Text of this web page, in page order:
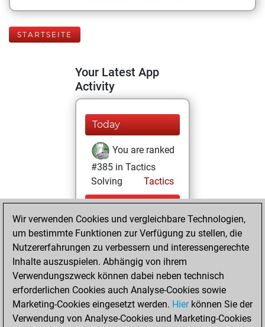
STARTSEITE
Your Latest App
Activity
Today
You are ranked
#385 in Tactics
Solving
Tactics
Freitag, August 7,
2026
You totalled
20727 tactics
positions
Tactics
You solved
17144 tactics
positions
Wir verwenden Cookies und vergleichbare Technologien,
um bestimmte Funktionen zur Verfügung zu stellen, die
Nutzererfahrungen zu verbessern und interessengerechte
Inhalte auszuspielen. Abhängig von ihrem
Verwendungszweck können dabei neben technisch
erforderlichen Cookies auch Analyse-Cookies sowie
Marketing-Cookies eingesetzt werden. Hierkönnen Sie der
Verwendung von Analyse-Cookies und Marketing-Cookies